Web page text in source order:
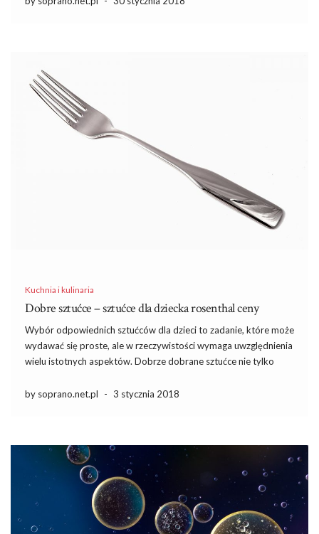
Kuchnia i kulinaria
Dobre sztućce – sztućce dla dziecka rosenthal ceny
Wybór odpowiednich sztućców dla dzieci to zadanie, które może
wydawać się proste, ale w rzeczywistości wymaga uwzględnienia
wielu istotnych aspektów. Dobrze dobrane sztućce nie tylko
na ich rozwój i bezpieczeństwo. Warto zwrócić uwagę na jakość
by soprano.net.pl - 3 stycznia 2018